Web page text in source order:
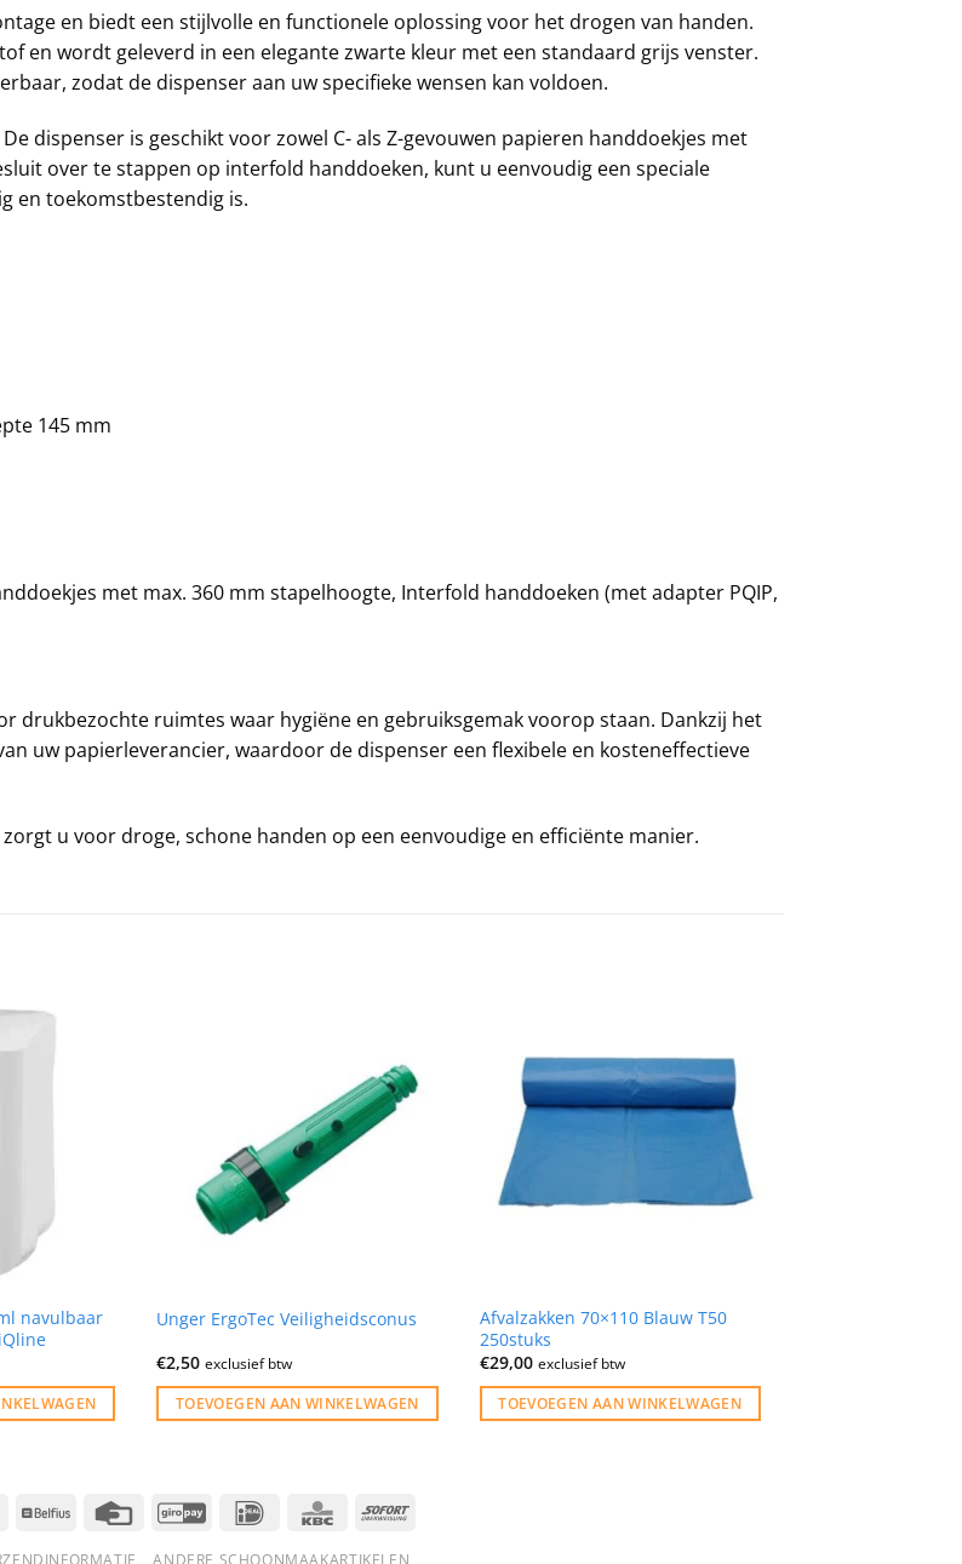
en biedt een stijlvolle en functionele oplossing voor het drogen van handen.
en wordt geleverd in een elegante zwarte kleur met een standaard grijs venster.
zodat de dispenser aan uw specifieke wensen kan voldoen.
dispenser is geschikt voor zowel C- als Z-gevouwen papieren handdoekjes met
over te stappen op interfold handdoeken, kunt u eenvoudig een speciale
en toekomstbestendig is.
145 mm
met max. 360 mm stapelhoogte, Interfold handdoeken (met adapter PQIP,
drukbezochte ruimtes waar hygiëne en gebruiksgemak voorop staan. Dankzij het
uw papierleverancier, waardoor de dispenser een flexibele en kosteneffectieve
u voor droge, schone handen op een eenvoudige en efficiënte manier.
navulbaar
Unger ErgoTec Veiligheidsconus
€2,50 exclusief btw
TOEVOEGEN AAN WINKELWAGEN
Afvalzakken 70×110 Blauw T50
250stuks
€29,00 exclusief btw
TOEVOEGEN AAN WINKELWAGEN
Bank
Belfius
Credit
GiroPay IDeal KBC Sofort